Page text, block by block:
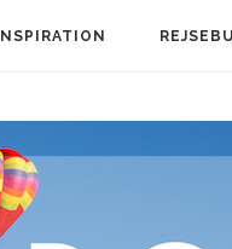
INSPIRATION